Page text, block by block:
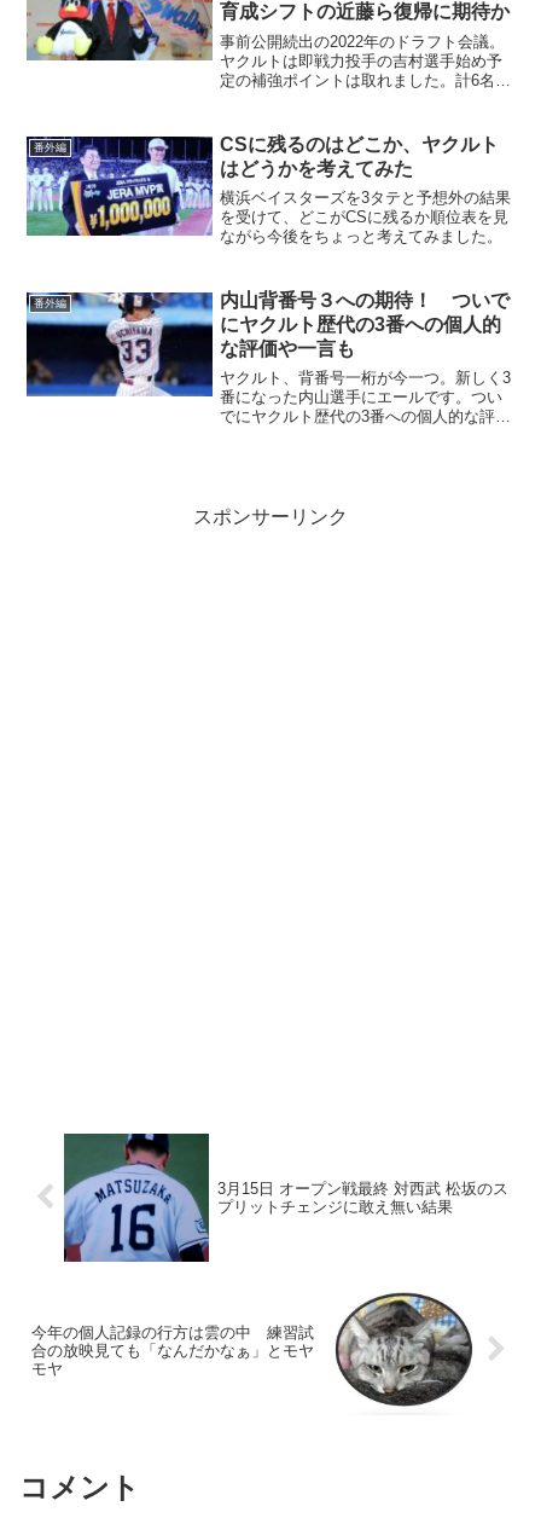
育成シフトの近藤ら復帰に期待か
事前公開続出の2022年のドラフト会議。
ヤクルトは即戦力投手の吉村選手始め予
定の補強ポイントは取れました。計6名で
か。
番外編
CSに残るのはどこか、ヤクルト
はどうかを考えてみた
横浜ベイスターズを3タテと予想外の結果
を受けて、どこがCSに残るか順位表を見
ながら今後をちょっと考えてみました。
番外編
内山背番号３への期待！ ついで
にヤクルト歴代の3番への個人的
な評価や一言も
ヤクルト、背番号一桁が今一つ。新しく3
番になった内山選手にエールです。つい
でにヤクルト歴代の3番への個人的な評価
スポンサーリンク
3月15日 オープン戦最終 対西武 松坂のス
プリットチェンジに敢え無い結果
今年の個人記録の行方は雲の中 練習試
合の放映見ても「なんだかなぁ」とモヤ
モヤ
コメント